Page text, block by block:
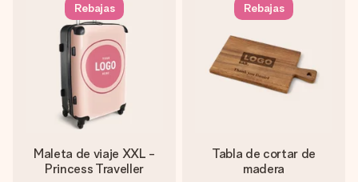
Rebajas
Maleta de viaje XXL -
Princess Traveller
Rebajas
Tabla de cortar de
madera